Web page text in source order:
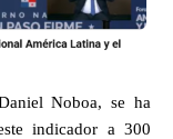
Noboa, se ha
indicador a 300